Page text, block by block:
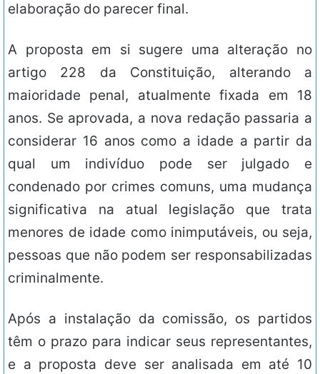
elaboração do parecer final.
A proposta em si sugere uma alteração no
artigo 228 da Constituição, alterando a
maioridade penal, atualmente fixada em 18
anos. Se aprovada, a nova redação passaria a
considerar 16 anos como a idade a partir da
qual um indivíduo pode ser julgado e
condenado por crimes comuns, uma mudança
significativa na atual legislação que trata
menores de idade como inimputáveis, ou seja,
pessoas que não podem ser responsabilizadas
criminalmente.
Após a instalação da comissão, os partidos
têm o prazo para indicar seus representantes,
e a proposta deve ser analisada em até 10